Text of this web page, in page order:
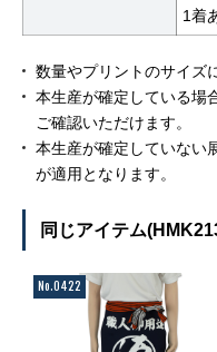
1着
数量やプリントのサイズ
本生産が確定している場
ご確認いただけます。
本生産が確定していない
が適用となります。
同じアイテム
No.0422